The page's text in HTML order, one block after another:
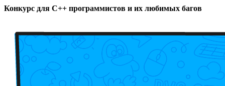
Конкурс для C++ программистов и их любимых багов